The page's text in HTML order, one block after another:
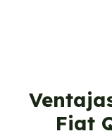
Fiat